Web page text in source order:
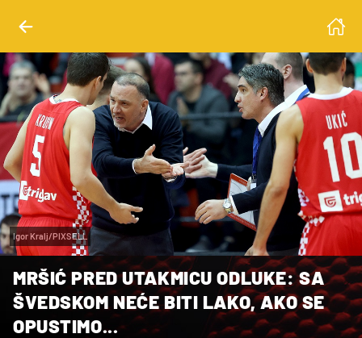
Igor Kralj/PIXSELL
MRŠIĆ PRED UTAKMICU ODLUKE: SA
ŠVEDSKOM NEĆE BITI LAKO, AKO SE
OPUSTIMO...